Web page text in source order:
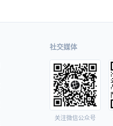
社交媒体
关注微信公众号